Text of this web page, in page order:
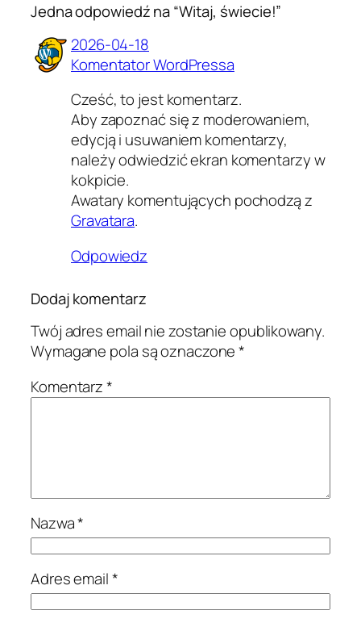
Jedna odpowiedź na “Witaj, świecie!”
2026-04-18
Komentator WordPressa
Cześć, to jest komentarz.
Aby zapoznać się z moderowaniem,
edycją i usuwaniem komentarzy,
należy odwiedzić ekran komentarzy w
kokpicie.
Awatary komentujących pochodzą z
Gravatara.
Odpowiedz
Dodaj komentarz
Twój adres email nie zostanie opublikowany.
Wymagane pola są oznaczone*
Komentarz*
Nazwa*
Adres email*